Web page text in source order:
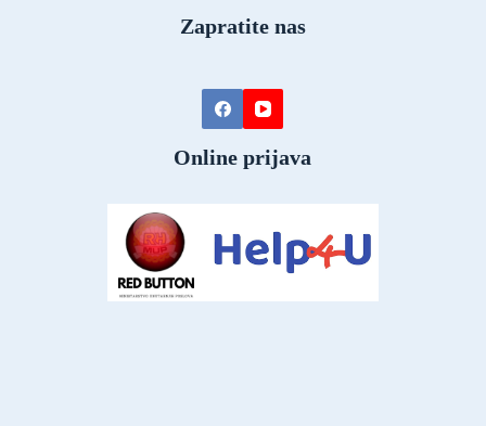
Zapratite nas
Online prijava